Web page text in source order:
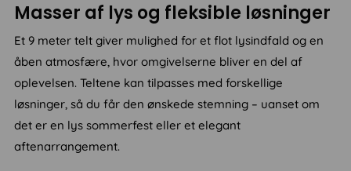
Masser af lys og fleksible løsninger
Et 9 meter telt giver mulighed for et flot lysindfald og en
åben atmosfære, hvor omgivelserne bliver en del af
oplevelsen. Teltene kan tilpasses med forskellige
løsninger, så du får den ønskede stemning – uanset om
det er en lys sommerfest eller et elegant
aftenarrangement.